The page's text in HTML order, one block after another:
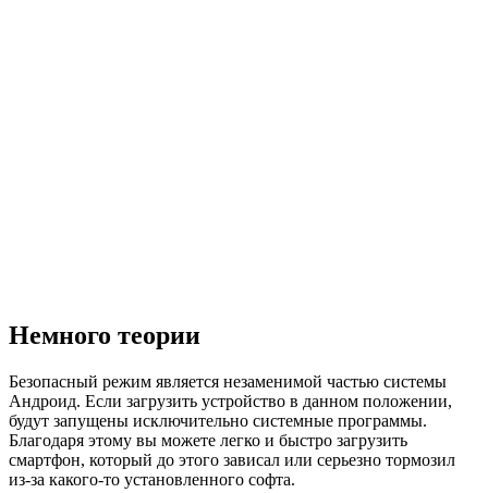
Немного теории
Безопасный режим является незаменимой частью системы
Андроид. Если загрузить устройство в данном положении,
будут запущены исключительно системные программы.
Благодаря этому вы можете легко и быстро загрузить
смартфон, который до этого зависал или серьезно тормозил
из-за какого-то установленного софта.